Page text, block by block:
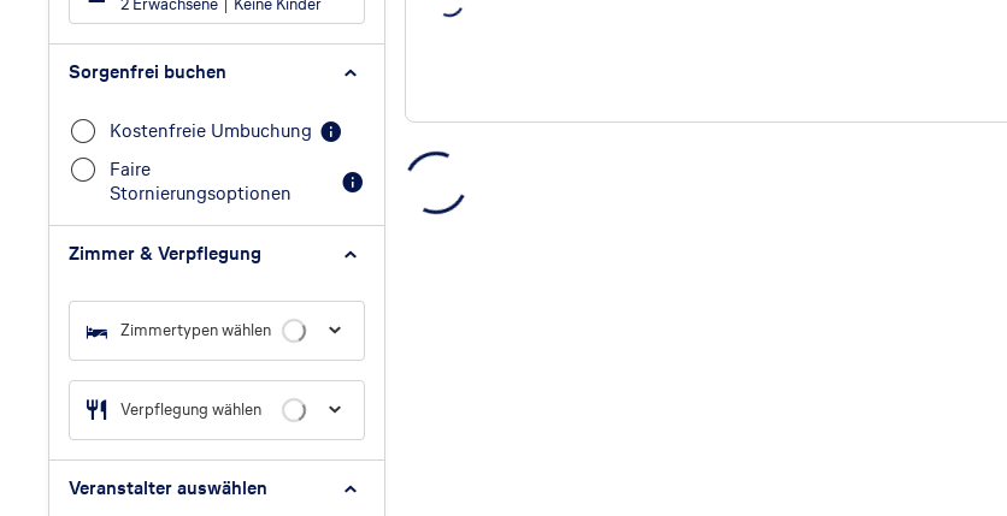
Sorgenfrei buchen
Kostenfreie Umbuchung
Faire
Stornierungsoptionen
Zimmer & Verpflegung
Zimmertypen wählen
Verpflegung wählen
Veranstalter auswählen